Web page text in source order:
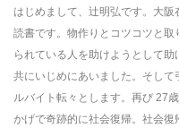
はじめまして、辻明弘です。大
読書です。物作りとコツコツと
られている人を助けようとして
共にいじめにあいました。そし
ルバイト転々とします。再び 27
かげで奇跡的に社会復帰。社会